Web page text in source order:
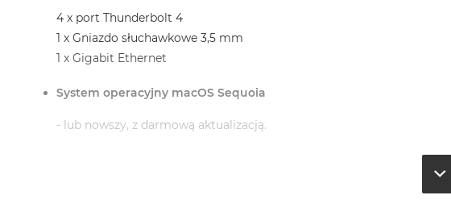
4 x port Thunderbolt 4
1 x Gniazdo słuchawkowe 3,5 mm
1 x Gigabit Ethernet
System operacyjny macOS Sequoia
- lub nowszy, z darmową aktualizacją.